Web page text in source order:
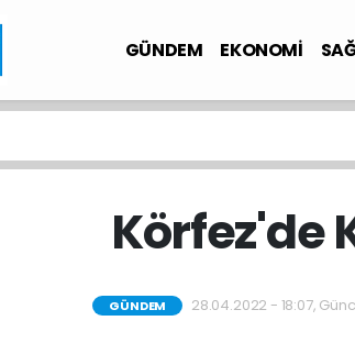
GÜNDEM EKONOMİ
Körfez'de
GÜNDEM 28.04.2022 - 18:07,